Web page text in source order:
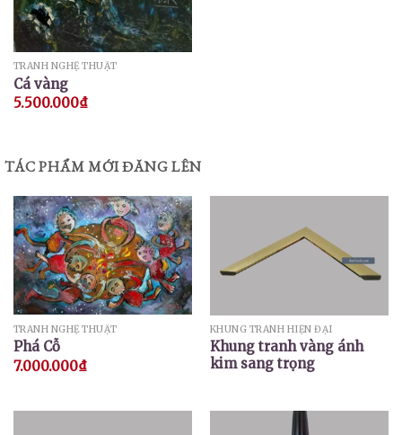
TRANH NGHỆ THUẬT
Cá vàng
5.500.000₫
TÁC PHẨM MỚI ĐĂNG LÊN
TRANH NGHỆ THUẬT
Phá Cỗ
7.000.000₫
KHUNG TRANH HIỆN ĐẠI
Khung tranh vàng ánh
kim sang trọng